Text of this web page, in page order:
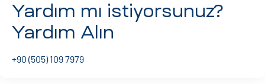
Yardım mı istiyorsunuz?
Yardım Alın
+90 (505) 109 7979